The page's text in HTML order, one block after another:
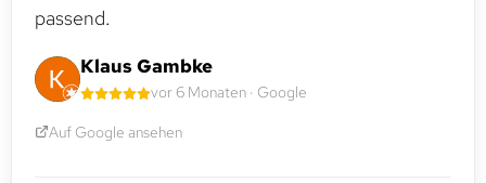
passend.
Klaus Gambke
vor 6 Monaten · Google
Auf Google ansehen